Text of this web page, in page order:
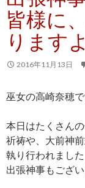
皆様に
ります
2016年11月13日
巫女の高崎奈穂で
本日はたくさん
祈祷や、大前神
執り行われました
出張神事もござい